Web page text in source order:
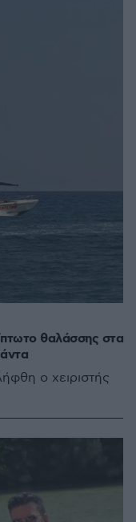
θαλάσσης στα
ο χειριστής